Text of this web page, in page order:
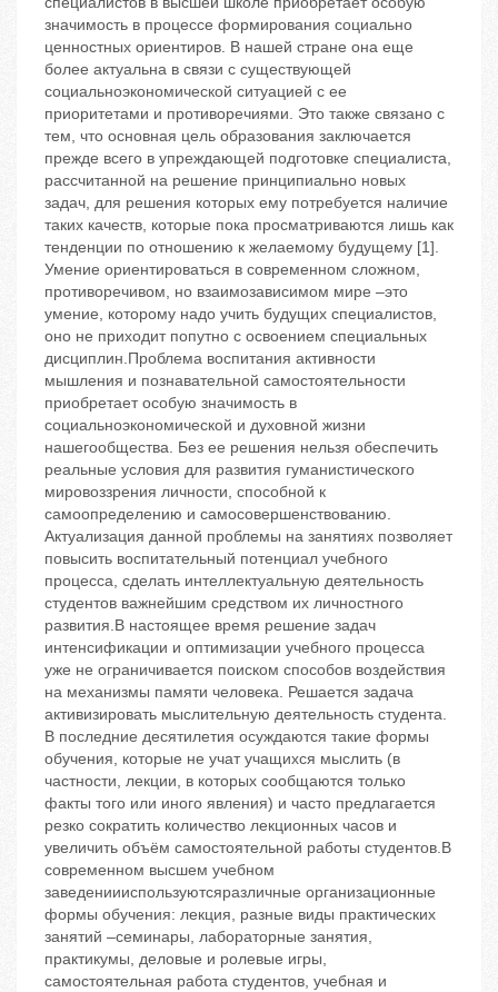
значимость в процессе формирования социально
ценностных ориентиров. В нашей стране она еще
более актуальна в связи с существующей
социальноэкономической ситуацией с ее
приоритетами и противоречиями. Это также связано с
тем, что основная цель образования заключается
прежде всего в упреждающей подготовке специалиста,
рассчитанной на решение принципиально новых
задач, для решения которых ему потребуется наличие
таких качеств, которые пока просматриваются лишь как
тенденции по отношению к желаемому будущему [1].
Умение ориентироваться в современном сложном,
противоречивом, но взаимозависимом мире –это
умение, которому надо учить будущих специалистов,
оно не приходит попутно с освоением специальных
дисциплин.Проблема воспитания активности
мышления и познавательной самостоятельности
приобретает особую значимость в
социальноэкономической и духовной жизни
нашегообщества. Без ее решения нельзя обеспечить
реальные условия для развития гуманистического
мировоззрения личности, способной к
самоопределению и самосовершенствованию.
Актуализация данной проблемы на занятиях позволяет
повысить воспитательный потенциал учебного
процесса, сделать интеллектуальную деятельность
студентов важнейшим средством их личностного
развития.В настоящее время решение задач
интенсификации и оптимизации учебного процесса
уже не ограничивается поиском способов воздействия
на механизмы памяти человека. Решается задача
активизировать мыслительную деятельность студента.
В последние десятилетия осуждаются такие формы
обучения, которые не учат учащихся мыслить (в
частности, лекции, в которых сообщаются только
факты того или иного явления) и часто предлагается
резко сократить количество лекционных часов и
увеличить объём самостоятельной работы студентов.В
современном высшем учебном
заведениииспользуютсяразличные организационные
формы обучения: лекция, разные виды практических
занятий –семинары, лабораторные занятия,
практикумы, деловые и ролевые игры,
самостоятельная работа студентов, учебная и